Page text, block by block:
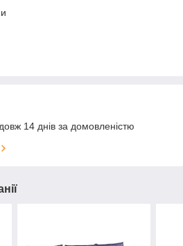
14 днів за домовленістю